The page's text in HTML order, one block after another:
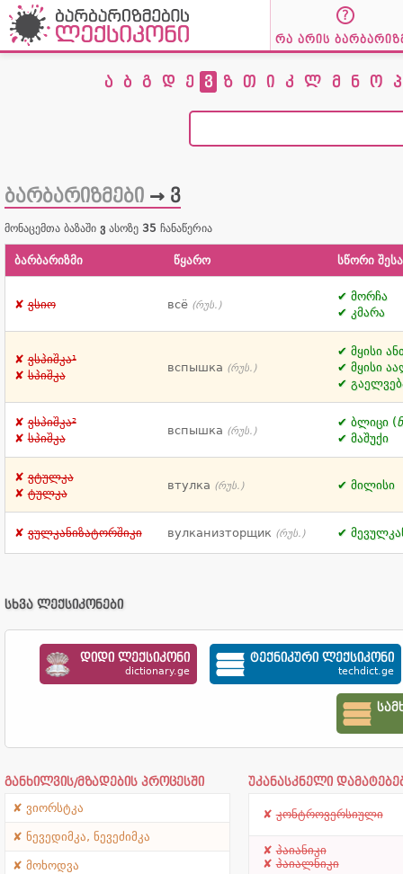
რა არის
ა ბ გ დ ე ვ ზ თ ი კ ლ მ ნ ო პ
ბარბარიზმები → ვ
მონაცემთა ბაზაში ვ ასოზე 35 ჩანაწერია
ბარბარიზმი წყარო სწორი
ვსიო всё (რუს.)
მორჩა
კმარა
ვსპიშკა¹
სპიშკა
вспышка (რუს.)
მყისი
მყისი
ვსპიშკა²
სპიშკა
вспышка (რუს.)
ბლიცი (
მაშუქი
ვტულკა
ტულკა
втулка (რუს.) მილისი
ვულკანიზატორშიკი вулканизторщик (რუს.)
სხვა ლექსიკონები
დიდი ლექსიკონი
dictionary.ge
ტექნიკური ლექსიკონი
techdict.ge
განხილვის/მზადების პროცესში
ვიორსტკა
ნევედიმკა, ნევეძიმკა
მოხოდვა
უკანასკნელი
კონტროვერსიული
პაიანიკი
პაიალნიკი